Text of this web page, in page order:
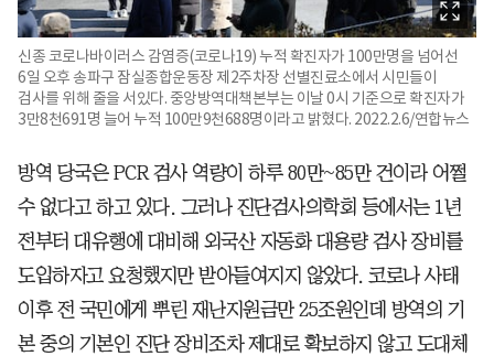
신종 코로나바이러스 감염증(코로나19) 누적 확진자가 100만명을 넘어선
6일 오후 송파구 잠실종합운동장 제2주차장 선별진료소에서 시민들이
검사를 위해 줄을 서있다. 중앙방역대책본부는 이날 0시 기준으로 확진자가
3만8천691명 늘어 누적 100만9천688명이라고 밝혔다. 2022.2.6/연합뉴스
방역 당국은 PCR 검사 역량이 하루 80만~85만 건이라 어쩔
수 없다고 하고 있다. 그러나 진단검사의학회 등에서는 1년
전부터 대유행에 대비해 외국산 자동화 대용량 검사 장비를
도입하자고 요청했지만 받아들여지지 않았다. 코로나 사태
이후 전 국민에게 뿌린 재난지원금만 25조원인데 방역의 기
본 중의 기본인 진단 장비조차 제대로 확보하지 않고 도대체